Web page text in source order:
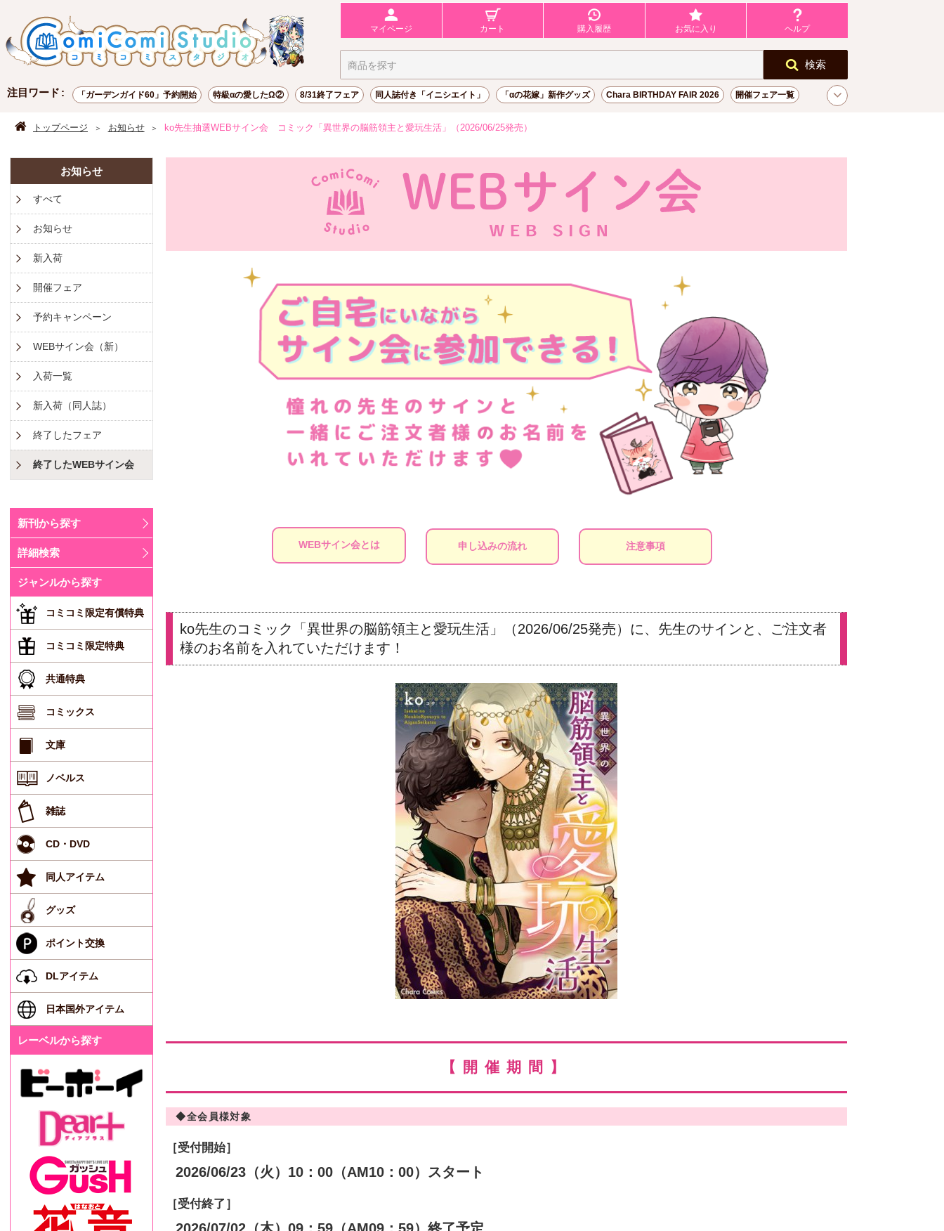
マイページ カート 購入履歴 お気に入り ヘルプ
検索
注目ワード 「ガーデンガイド60」予約開始 特級αの愛したΩ② 8/31終了フェア 同人誌付き「イニシエイト」 「αの花嫁」新作グッズ Chara BIRTHDAY FAIR 2026 開催フェア一覧
トップページ お知らせ ko先生抽選WEBサイン会 コミック「異世界の脳筋領主と愛玩生活」（2026/06/25発売）
WEBサイン会とは 申し込みの流れ 注意事項
ko先生のコミック「異世界の脳筋領主と愛玩生活」（2026/06/25発売）に、 先生のサインと、ご注文者
様のお名前を入れていただけます！
【開催期間】
◆全会員様対象
［受付開始］
2026/06/23（火 ）10：00（AM10：00）スタート
［受付終了］
お知らせ
すべて
お知らせ
新入荷
開催フェア
予約キャンペーン
WEBサイン会（新）
入荷一覧
新入荷（同人誌）
終了したフェア
終了したWEBサイン会
新刊から探す
詳細検索
ジャンルから探す
コミコミ限定有償特典
コミコミ限定特典
共通特典
コミックス
文庫
ノベルス
雑誌
CD・DVD
同人アイテム
グッズ
ポイント交換
DLアイテム
日本国外アイテム
レーベルから探す